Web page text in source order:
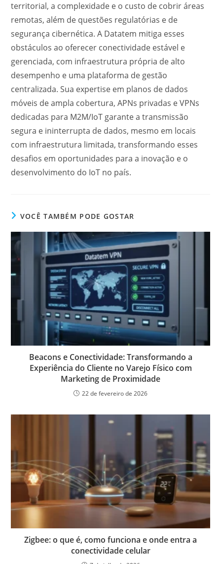
territorial, a complexidade e o custo de cobrir áreas
remotas, além de questões regulatórias e de
segurança cibernética. A Datatem mitiga esses
obstáculos ao oferecer conectividade estável e
gerenciada, com infraestrutura própria de alto
desempenho e uma plataforma de gestão
centralizada. Sua expertise em planos de dados
móveis de ampla cobertura, APNs privadas e VPNs
dedicadas para M2M/IoT garante a transmissão
segura e ininterrupta de dados, mesmo em locais
com infraestrutura limitada, transformando esses
desafios em oportunidades para a inovação e o
desenvolvimento do IoT no país.
VOCÊ TAMBÉM PODE GOSTAR
Beacons e Conectividade: Transformando a
Experiência do Cliente no Varejo Físico com
Marketing de Proximidade
22 de fevereiro de 2026
Zigbee: o que é, como funciona e onde entra a
conectividade celular